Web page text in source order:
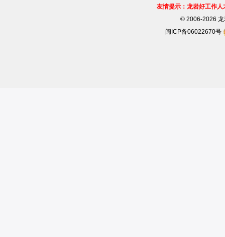
友情提示：龙岩好工作
©2006-2026 龙
闽ICP备06022670号